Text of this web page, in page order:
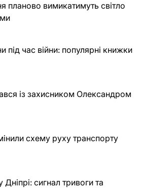
планово вимикатимуть світло
під час війни: популярні книжки
із захисником Олександром
схему руху транспорту
сигнал тривоги та